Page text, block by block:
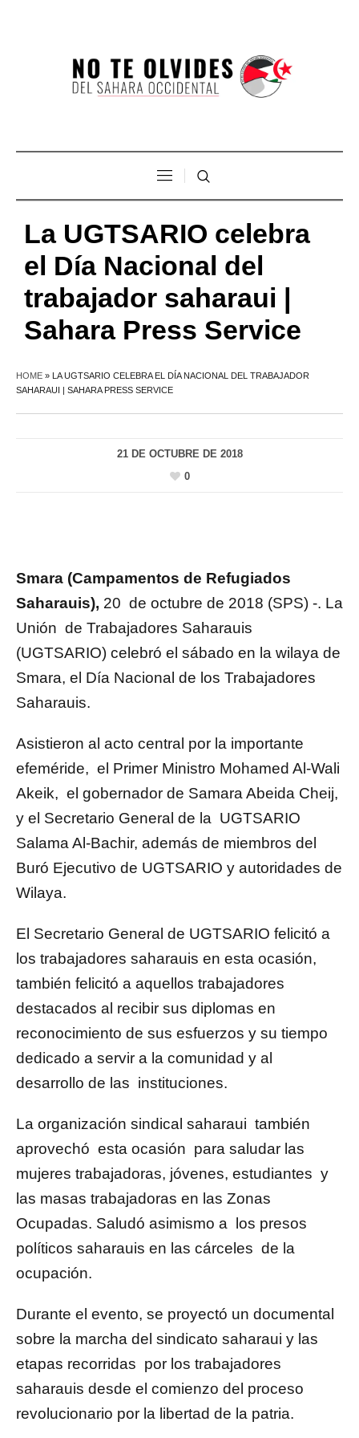
La UGTSARIO celebra
el Día Nacional del
trabajador saharaui |
Sahara Press Service
HOME » LA UGTSARIO CELEBRA EL DÍA NACIONAL DEL TRABAJADOR
SAHARAUI | SAHARA PRESS SERVICE
21 DE OCTUBRE DE 2018
0
Smara (Campamentos de Refugiados
Saharauis), 20 de octubre de 2018 (SPS) -. La
Unión de Trabajadores Saharauis
(UGTSARIO) celebró el sábado en la wilaya de
Smara, el Día Nacional de los Trabajadores
Saharauis.
Asistieron al acto central por la importante
efeméride, el Primer Ministro Mohamed Al-Wali
Akeik, el gobernador de Samara Abeida Cheij,
y el Secretario General de la UGTSARIO
Salama Al-Bachir, además de miembros del
Buró Ejecutivo de UGTSARIO y autoridades de
Wilaya.
El Secretario General de UGTSARIO felicitó a
los trabajadores saharauis en esta ocasión,
también felicitó a aquellos trabajadores
destacados al recibir sus diplomas en
reconocimiento de sus esfuerzos y su tiempo
dedicado a servir a la comunidad y al
desarrollo de las instituciones.
La organización sindical saharaui también
aprovechó esta ocasión para saludar las
mujeres trabajadoras, jóvenes, estudiantes y
las masas trabajadoras en las Zonas
Ocupadas. Saludó asimismo a los presos
políticos saharauis en las cárceles de la
ocupación.
Durante el evento, se proyectó un documental
sobre la marcha del sindicato saharaui y las
etapas recorridas por los trabajadores
saharauis desde el comienzo del proceso
revolucionario por la libertad de la patria.